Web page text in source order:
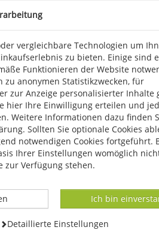
Klassenstufe 5/6
- Schüler und
Lehrkraft vor allem eine
vergleichbare Technologien um
zu bieten. Einige sind
Funktionieren der Website
anonymen Statistikzwecken, für
zur Anzeige personalisierter Inhalte
hier Ihre Einwilligung erteilen und
Weitere Informationen dazu finden
Sollten Sie optionale Cookies
notwendigen Cookies fortgeführt.
Ihrer Einstellungen womöglich
zur Verfügung stehen.
Ich bin
-
Datenverarbeitung -
Detaillierte Einstellungen